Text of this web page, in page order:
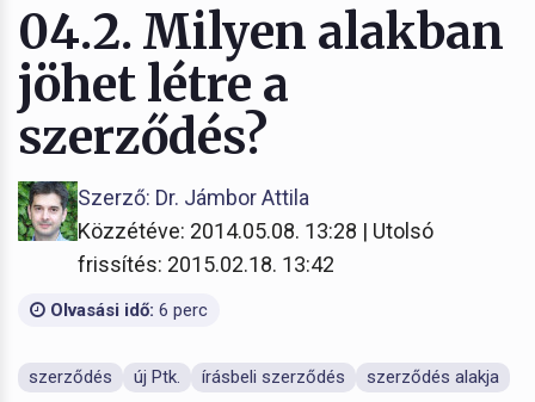
04.2. Milyen alakban
jöhet létre a
szerződés?
Szerző: Dr. Jámbor Attila
Közzétéve: 2014.05.08. 13:28 | Utolsó
frissítés: 2015.02.18. 13:42
Olvasási idő: 6 perc
szerződés új Ptk. írásbeli szerződés szerződés alakja